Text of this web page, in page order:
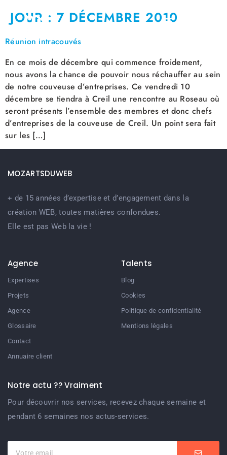
JOUR : 7 DÉCEMBRE 2010
Réunion intracouvés
En ce mois de décembre qui commence froidement,
nous avons la chance de pouvoir nous réchauffer au sein
de notre couveuse d’entreprises. Ce vendredi 10
décembre se tiendra à Creil une rencontre au Roseau où
seront présents l’ensemble des membres et donc chefs
d’entreprises de la couveuse de Creil. Un point sera fait
sur les […]
MOZARTSDUWEB
+ de 15 années d’expertise et d’engagement dans la
création WEB, toutes matières confondues.
Elle est pas Web la vie !
Agence
Expertises
Projets
Agence
Glossaire
Contact
Annuaire client
Talents
Blog
Cookies
Politique de confidentialité
Mentions légales
Notre actu ?? Vraiment
Pour découvrir nos services, recevez chaque semaine et
pendant 6 semaines nos actus-services.